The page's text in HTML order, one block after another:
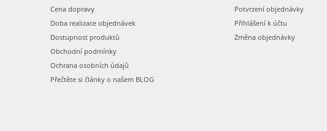
Cena dopravy
Doba realizace objednávek
Dostupnost produktů
Obchodní podmínky
Ochrana osobních údajů
Přečtěte si články o našem BLOG
Potvrzení objednávky
Přihlášení k účtu
Změna objednávky